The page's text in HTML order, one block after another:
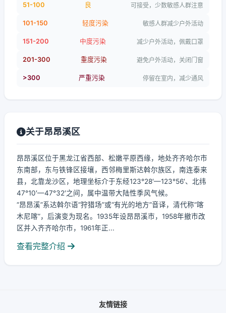
51-100 良 可接受，少数敏感人群注意
101-150 轻度污染 敏感人群减少户外活动
151-200 中度污染 减少户外活动，佩戴口罩
201-300 重度污染 避免户外活动，关闭门窗
>300 严重污染 停留在室内，减少通风
关于昂昂溪区
昂昂溪区位于黑龙江省西部、松嫩平原西缘，地处齐齐哈尔市
东南部，东与铁锋区接壤，西邻梅里斯达斡尔族区，南连泰来
县，北靠龙沙区，地理坐标介于东经123°28′—123°56′、北纬
47°10′—47°32′之间，属中温带大陆性季风气候。
“昂昂溪”系达斡尔语“狩猎场”或“有光的地方”音译，清代称“喀
木尼喀”，后演变为现名。1935年设昂昂溪市，1958年撤市改
区并入齐齐哈尔市，1961年正...
查看完整介绍
友情链接